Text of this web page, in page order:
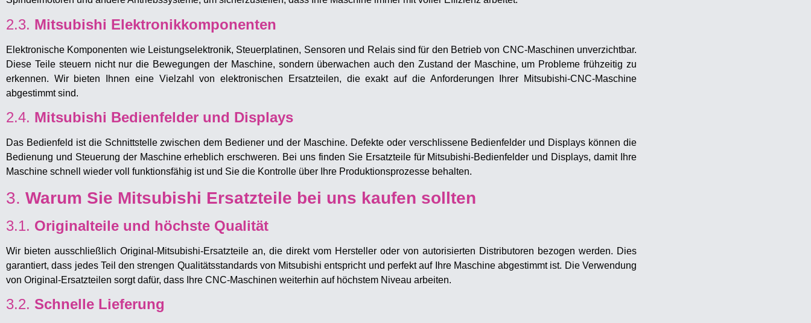
2.3. Mitsubishi Elektronikkomponenten
Elektronische Komponenten wie Leistungselektronik, Steuerplatinen, Sensoren und Relais sind für den Betrieb von CNC-Maschinen unverzichtbar.
Diese Teile steuern nicht nur die Bewegungen der Maschine, sondern überwachen auch den Zustand der Maschine, um Probleme frühzeitig zu
erkennen. Wir bieten Ihnen eine Vielzahl von elektronischen Ersatzteilen, die exakt auf die Anforderungen Ihrer Mitsubishi-CNC-Maschine
abgestimmt sind.
2.4. Mitsubishi Bedienfelder und Displays
Das Bedienfeld ist die Schnittstelle zwischen dem Bediener und der Maschine. Defekte oder verschlissene Bedienfelder und Displays können die
Bedienung und Steuerung der Maschine erheblich erschweren. Bei uns finden Sie Ersatzteile für Mitsubishi-Bedienfelder und Displays, damit Ihre
Maschine schnell wieder voll funktionsfähig ist und Sie die Kontrolle über Ihre Produktionsprozesse behalten.
3. Warum Sie Mitsubishi Ersatzteile bei uns kaufen sollten
3.1. Originalteile und höchste Qualität
Wir bieten ausschließlich Original-Mitsubishi-Ersatzteile an, die direkt vom Hersteller oder von autorisierten Distributoren bezogen werden. Dies
garantiert, dass jedes Teil den strengen Qualitätsstandards von Mitsubishi entspricht und perfekt auf Ihre Maschine abgestimmt ist. Die Verwendung
von Original-Ersatzteilen sorgt dafür, dass Ihre CNC-Maschinen weiterhin auf höchstem Niveau arbeiten.
3.2. Schnelle Lieferung